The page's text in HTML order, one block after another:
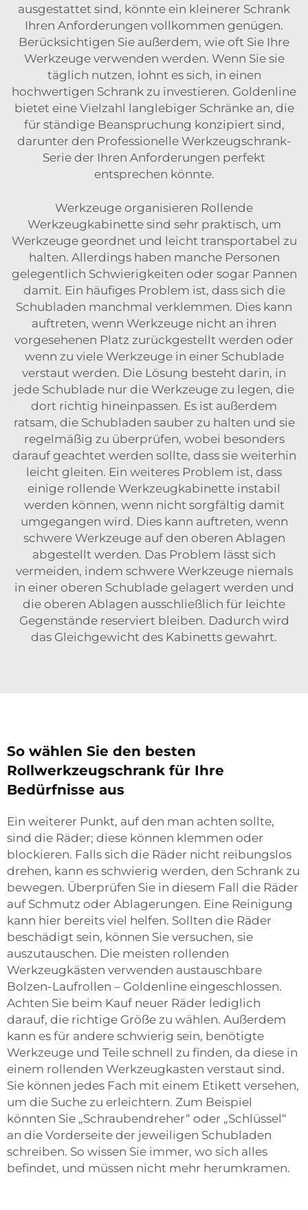
ausgestattet sind, könnte ein kleinerer Schrank
Ihren Anforderungen vollkommen genügen.
Berücksichtigen Sie außerdem, wie oft Sie Ihre
Werkzeuge verwenden werden. Wenn Sie sie
täglich nutzen, lohnt es sich, in einen
hochwertigen Schrank zu investieren. Goldenline
bietet eine Vielzahl langlebiger Schränke an, die
für ständige Beanspruchung konzipiert sind,
darunter den Professionelle Werkzeugschrank-
Serie der Ihren Anforderungen perfekt
entsprechen könnte.
Werkzeuge organisieren Rollende
Werkzeugkabinette sind sehr praktisch, um
Werkzeuge geordnet und leicht transportabel zu
halten. Allerdings haben manche Personen
gelegentlich Schwierigkeiten oder sogar Pannen
damit. Ein häufiges Problem ist, dass sich die
Schubladen manchmal verklemmen. Dies kann
auftreten, wenn Werkzeuge nicht an ihren
vorgesehenen Platz zurückgestellt werden oder
wenn zu viele Werkzeuge in einer Schublade
verstaut werden. Die Lösung besteht darin, in
jede Schublade nur die Werkzeuge zu legen, die
dort richtig hineinpassen. Es ist außerdem
ratsam, die Schubladen sauber zu halten und sie
regelmäßig zu überprüfen, wobei besonders
darauf geachtet werden sollte, dass sie weiterhin
leicht gleiten. Ein weiteres Problem ist, dass
einige rollende Werkzeugkabinette instabil
werden können, wenn nicht sorgfältig damit
umgegangen wird. Dies kann auftreten, wenn
schwere Werkzeuge auf den oberen Ablagen
abgestellt werden. Das Problem lässt sich
vermeiden, indem schwere Werkzeuge niemals
in einer oberen Schublade gelagert werden und
die oberen Ablagen ausschließlich für leichte
Gegenstände reserviert bleiben. Dadurch wird
das Gleichgewicht des Kabinetts gewahrt.
So wählen Sie den besten
Rollwerkzeugschrank für Ihre
Bedürfnisse aus
Ein weiterer Punkt, auf den man achten sollte,
sind die Räder; diese können klemmen oder
blockieren. Falls sich die Räder nicht reibungslos
drehen, kann es schwierig werden, den Schrank zu
bewegen. Überprüfen Sie in diesem Fall die Räder
auf Schmutz oder Ablagerungen. Eine Reinigung
kann hier bereits viel helfen. Sollten die Räder
beschädigt sein, können Sie versuchen, sie
auszutauschen. Die meisten rollenden
Werkzeugkästen verwenden austauschbare
Bolzen-Laufrollen – Goldenline eingeschlossen.
Achten Sie beim Kauf neuer Räder lediglich
darauf, die richtige Größe zu wählen. Außerdem
kann es für andere schwierig sein, benötigte
Werkzeuge und Teile schnell zu finden, da diese in
einem rollenden Werkzeugkasten verstaut sind.
Sie können jedes Fach mit einem Etikett versehen,
um die Suche zu erleichtern. Zum Beispiel
könnten Sie „Schraubendreher“ oder „Schlüssel“
an die Vorderseite der jeweiligen Schubladen
schreiben. So wissen Sie immer, wo sich alles
befindet, und müssen nicht mehr herumkramen.